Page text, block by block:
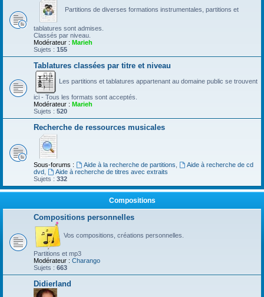
Partitions de diverses formations instrumentales, partitions et
tablatures sont admises.
Classés par niveau.
Modérateur : Marieh
Sujets : 155
Tablatures classées par titre et niveau
Les partitions et tablatures appartenant au domaine public se trouvent
ici - Tous les formats sont acceptés.
Modérateur : Marieh
Sujets : 520
Recherche de ressources musicales
Sous-forums : Aide à la recherche de partitions
Aide à recherche de cd
dvd
Aide à recherche de titres avec extraits
Sujets : 332
Compositions
Compositions personnelles
Vos compositions, créations personnelles.
Partitions et mp3
Modérateur : Charango
Sujets : 663
Didierland